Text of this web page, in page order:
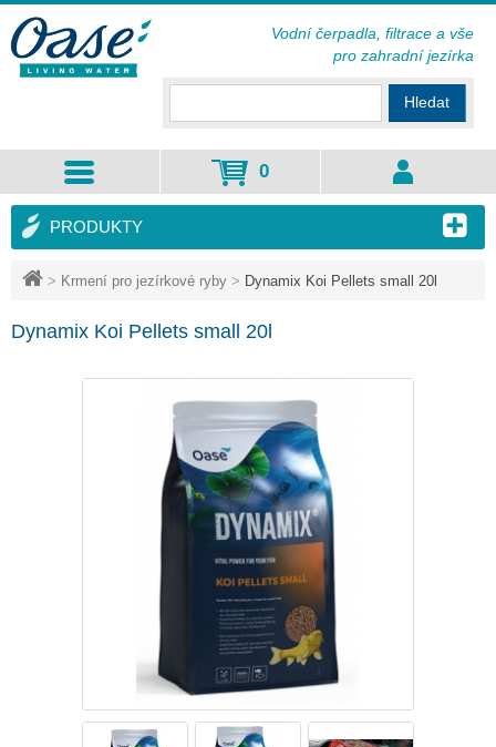
> Krmení pro jezírkové ryby > Dynamix Koi Pellets small 20l
Dynamix Koi Pellets small 20l
PRODUKTY
Hledat
0
Vodní čerpadla, filtrace a vše
pro zahradní jezírka